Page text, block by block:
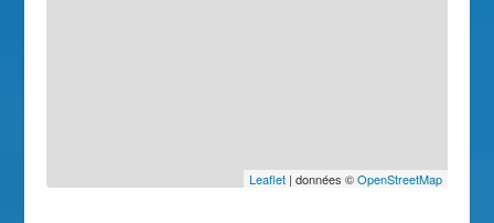
Leaflet| données ©OpenStreetMap